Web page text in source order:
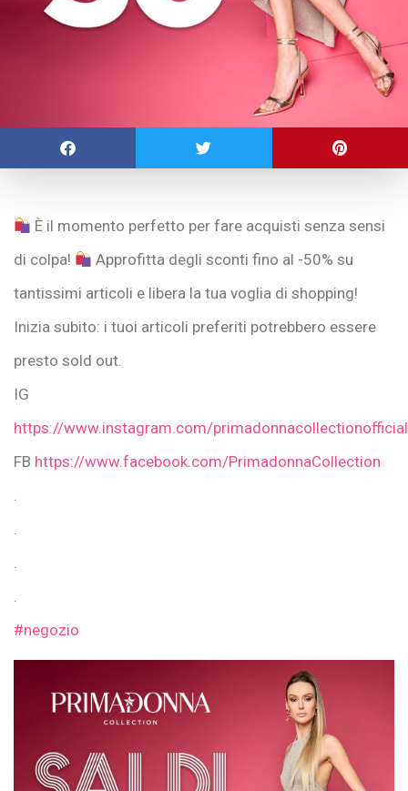
È il momento perfetto per fare acquisti senza sensi
di colpa!
Approfitta degli sconti fino al -50% su
tantissimi articoli e libera la tua voglia di shopping!
Inizia subito: i tuoi articoli preferiti potrebbero essere
presto sold out.
IG
https://www.instagram.com/
FB https://www.facebook.com/PrimadonnaCollection
#negozio